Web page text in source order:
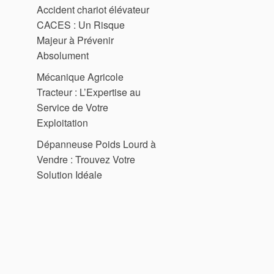
Accident chariot élévateur
CACES : Un Risque
Majeur à Prévenir
Absolument
Mécanique Agricole
Tracteur : L’Expertise au
Service de Votre
Exploitation
Dépanneuse Poids Lourd à
Vendre : Trouvez Votre
Solution Idéale